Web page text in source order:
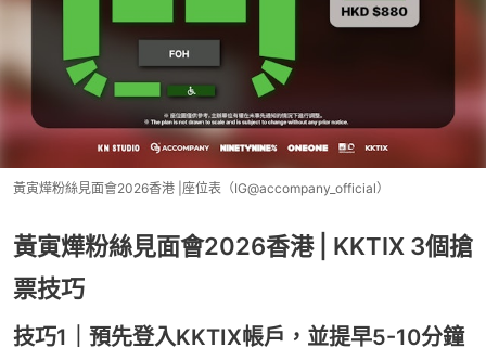
黃寅燁粉絲見面會2026香港 |座位表（IG@accompany_official）
黃寅燁粉絲見面會2026香港 | KKTIX 3個搶
票技巧
技巧1｜預先登入KKTIX帳戶，並提早5-10分鐘